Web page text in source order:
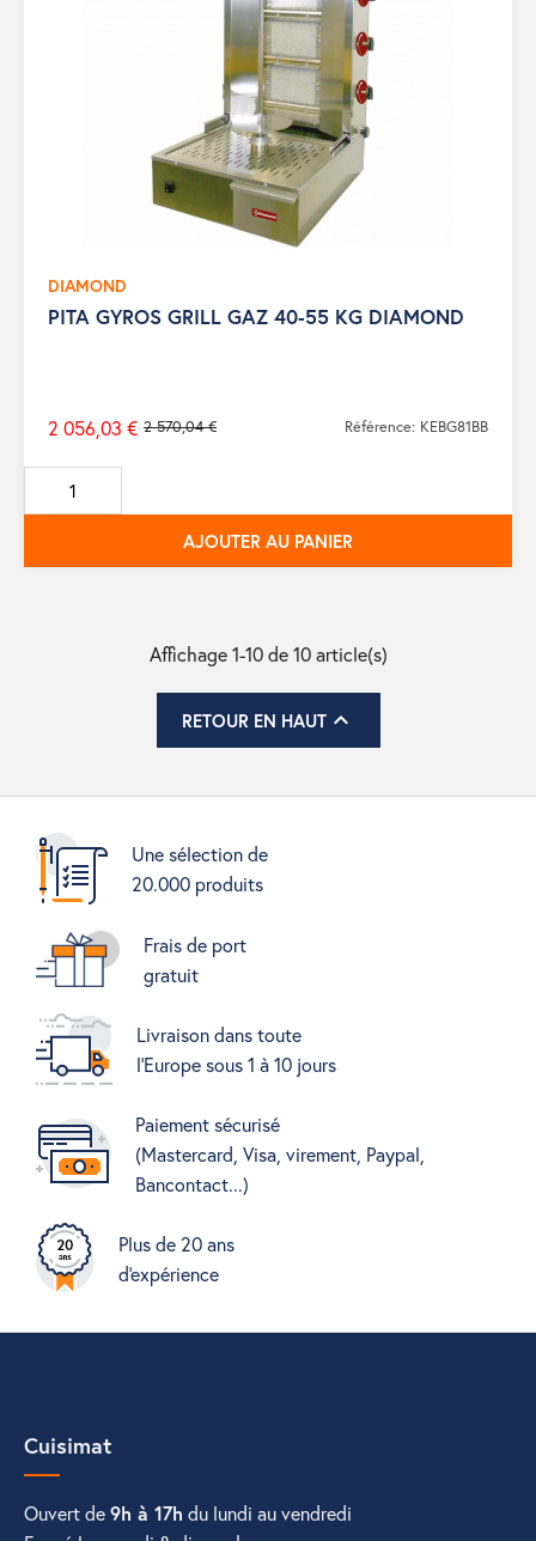
DIAMOND
PITA GYROS GRILL GAZ 40-55 KG DIAMOND
Prix
de
base
2 570,04 €
2 056,03 € Référence: KEBG81BB
AJOUTER AU PANIER
Affichage 1-10 de 10 article(s)
RETOUR EN HAUT
Une sélection de
20.000 produits
Frais de port
gratuit
Livraison dans toute
l'Europe sous 1 à 10 jours
Paiement sécurisé
(Mastercard, Visa, virement, Paypal,
Bancontact...)
Plus de 20 ans
d'expérience
Cuisimat
Ouvert de9h à 17h du lundi au vendredi